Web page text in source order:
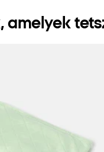
amelyek